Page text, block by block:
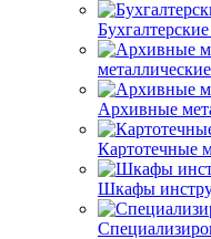
Архивные
Картотечные
Шкафы